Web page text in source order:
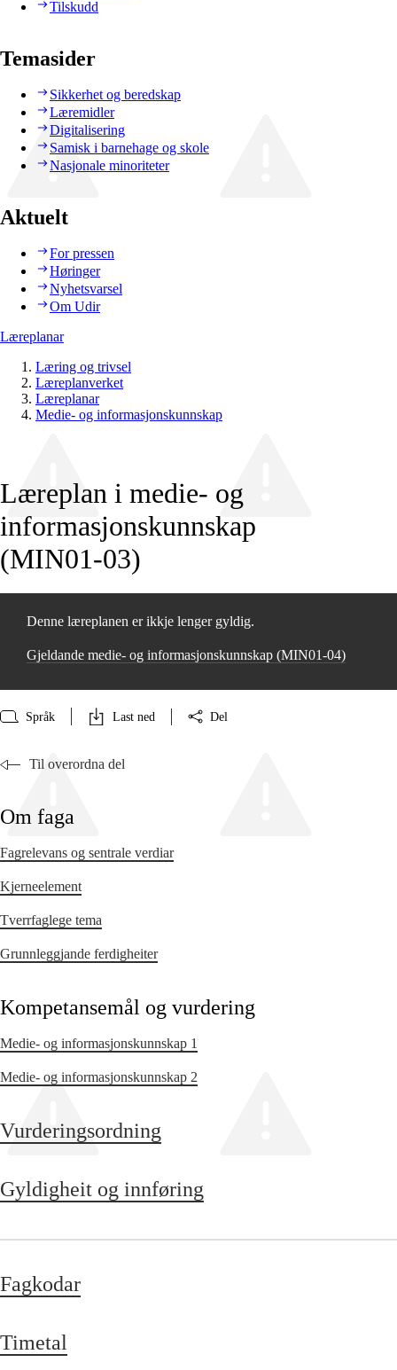
Tilskudd
Temasider
Sikkerhet og beredskap
Læremidler
Digitalisering
Samisk i barnehage og skole
Nasjonale minoriteter
Aktuelt
For pressen
Høringer
Nyhetsvarsel
Om Udir
Læreplanar
Læring og trivsel
Læreplanverket
Læreplanar
Medie- og informasjonskunnskap
Læreplan i medie- og
informasjonskunnskap
(MIN01‑03)
Denne læreplanen er ikkje lenger gyldig.
Gjeldande medie- og informasjonskunnskap (MIN01‑04)
Språk Last ned Del
Til overordna del
Om faga
Fagrelevans og sentrale verdiar
Kjerneelement
Tverrfaglege tema
Grunnleggjande ferdigheiter
Kompetansemål og vurdering
Medie- og informasjonskunnskap 1
Medie- og informasjonskunnskap 2
Vurderingsordning
Gyldigheit og innføring
Fagkodar
Timetal